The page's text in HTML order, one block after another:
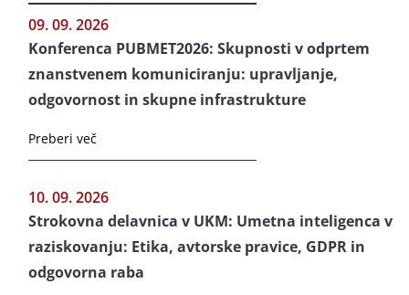
09. 09. 2026
Konferenca PUBMET2026: Skupnosti v odprtem
znanstvenem komuniciranju: upravljanje,
odgovornost in skupne infrastrukture
Preberi več
10. 09. 2026
Strokovna delavnica v UKM: Umetna inteligenca v
raziskovanju: Etika, avtorske pravice, GDPR in
odgovorna raba